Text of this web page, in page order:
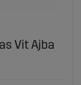
Vit Ajba